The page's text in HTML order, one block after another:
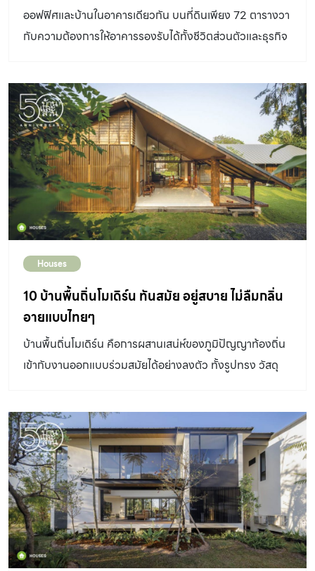
ออฟฟิศและบ้านในอาคารเดียวกัน บนที่ดินเพียง 72 ตารางวา
กับความต้องการให้อาคารรองรับได้ทั้งชีวิตส่วนตัวและธุรกิจ
การใช้งานของแต่ละพื้นที่ยังอยู่ร่วมกันได้อย่างไม่รบกวนกัน
Design Directory : ออกแบบ Studio Krubka อาคารรูป
ทรงเรียบง่ายเว้นจังหวะช่องเปิดและช่องแสงได้อย่างน่าสนใจ
ชั้นล่างเป็นที่จอดรถเต็มพื้นที่เพื่อความสะดวกแก่ผู้เช่าและ
ลูกค้าที่มาใช้บริการ ทางเข้าพื้นที่ส่วนออฟฟิศใช้ประตูบาน
เลื่อนเหล็กที่ให้กลิ่นอายย้อนยุคและดูดิบเท่เข้ากับตัวอาคาร
ใครสักคนเคยบอกว่าความฝันที่เรียบง่ายที่สุดในชีวิตของคน
ทำงาน คือการตื่นขึ้นมาแล้วไม่ต้อง รีบออกไปไหน เดินไม่กี่
วันละหลายชั่วโมง ความฝันแบบนี้อาจไม่ใช่เรื่องง่าย คุณป้อง
– ธรรมรักษ์ สุทธิโชติ และคุณช่า – นลินี เอกอนุสรณ์ เจ้าของ
บ้าน เลือกที่จะลงมือทำเพื่อให้ที่ทำงานและที่อยู่อาศัยอยู่ใน
พื้นที่เดียวกันได้อย่างลงตัว บ้านใหม่บนที่ดินเดิม อาคาร
คอนกรีตสูงที่ตั้งอยู่ในซอยย่านทาวน์อินทาวน์ ตัวอาคารดู
เรียบง่ายไม่ซับซ้อนสลับกับ ช่องแสง ช่องลม บล็อกแก้วที่
ก่อนที่จะ ก้าวเข้าสู่พื้นที่ด้านใน คุณป้องซึ่งเป็นทั้งเจ้าของบ้าน
และเจ้าของ Rocky Raccoon Studio เล่าย้อน กลับไป
ตั้งแต่วันที่ยังเป็นบ้านเก่าบนที่ดินผืนนี้ ซึ่งเป็นสตูดิโอมิกซ์
เสียง แต่ทุกวันหลังเลิกงานต้องฝ่า รถติดกลับบ้านที่ลำลูกกา
“ทำงานเสร็จ 5 โมงเย็น กลับถึงบ้าน 2 […]
Houses
10 บ้านพื้นถิ่นโมเดิร์น ทันสมัย อยู่สบาย ไม่ลืมกลิ่น
อายแบบไทยๆ
บ้านพื้นถิ่นโมเดิร์น คือการผสานเสน่ห์ของภูมิปัญญาท้องถิ่น
เข้ากับงานออกแบบร่วมสมัยได้อย่างลงตัว ทั้งรูปทรง วัสดุ
รวบรวมไอเดีย บ้านพื้นถิ่นโมเดิร์น หลากหลายรูปแบบ ที่ทั้ง
สวยโดดเด่น น่าอยู่ และเต็มไปด้วยแรงบันดาลใจสำหรับคนที่
กำลังวางแผนสร้างบ้านในฝัน บ้านอีสานลักชัวรี กลิ่นอายของ
เรือนอีสานกลายเป็นบ้านร่วมสมัย บ้านพื้นถิ่นโมเดิร์น ในกลิ่น
อายเรือนอีสานสมัยใหม่ ที่ออกแบบเพื่อตอบโจทย์การใช้งานใน
ระยะยาว ทั้งความปลอดภัยจากการเข้าออก การใช้งานที่
ออกแบบให้เป็นพื้นระนาบเดียวกันทั้งหลัง และพรางตาด้วย